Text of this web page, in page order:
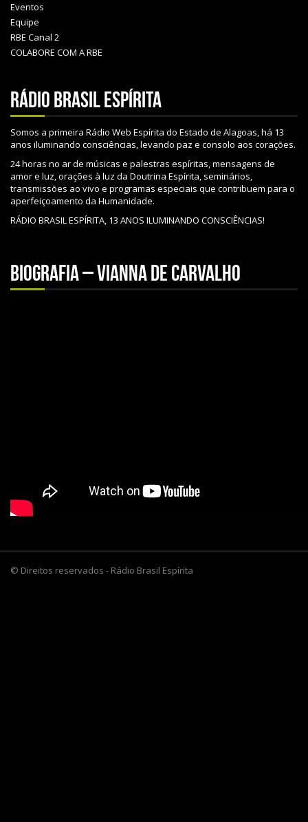
Eventos
Equipe
RBE Canal 2
COLABORE COM A RBE
Rádio Brasil Espírita
Somos a primeira Rádio Web Espírita do Estado de Alagoas, há 13
anos iluminando consciências, levando paz e consolo aos corações.
24 horas no ar de músicas e palestras espíritas, mensagens de
amor e luz, orações à luz da Doutrina Espírita, seminários,
transmissões ao vivo e programas especiais que contribuem para o
aperfeiçoamento da Humanidade.
RÁDIO BRASIL ESPÍRITA, 13 ANOS ILUMINANDO CONSCIÊNCIAS!
Biografia – Vianna de Carvalho
© Direitos reservados - Rádio Brasil Espírita